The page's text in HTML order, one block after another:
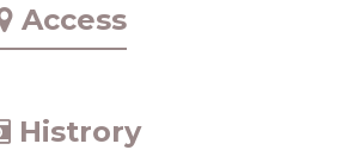
Access
Histrory